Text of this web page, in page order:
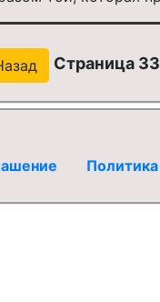
Страница